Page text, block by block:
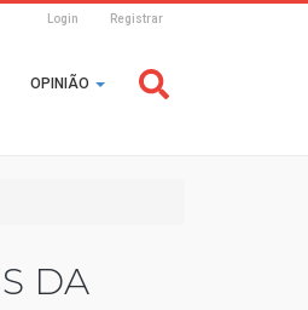
Login Registrar
OPINIÃO
DA